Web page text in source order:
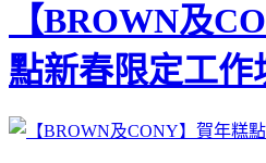
【BROWN及
點新春限定工作